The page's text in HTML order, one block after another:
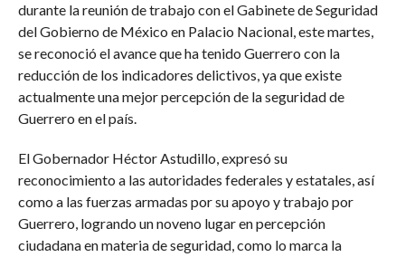
durante la reunión de trabajo con el Gabinete de Seguridad
del Gobierno de México en Palacio Nacional, este martes,
se reconoció el avance que ha tenido Guerrero con la
reducción de los indicadores delictivos, ya que existe
actualmente una mejor percepción de la seguridad de
Guerrero en el país.
El Gobernador Héctor Astudillo, expresó su
reconocimiento a las autoridades federales y estatales, así
como a las fuerzas armadas por su apoyo y trabajo por
Guerrero, logrando un noveno lugar en percepción
ciudadana en materia de seguridad, como lo marca la